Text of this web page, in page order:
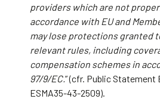
providers which are not
accordance with EU and
may lose protections granted
relevant rules, including
compensation schemes in
97/9/EC.” (cfr. Public Statement
ESMA35-43-2509).